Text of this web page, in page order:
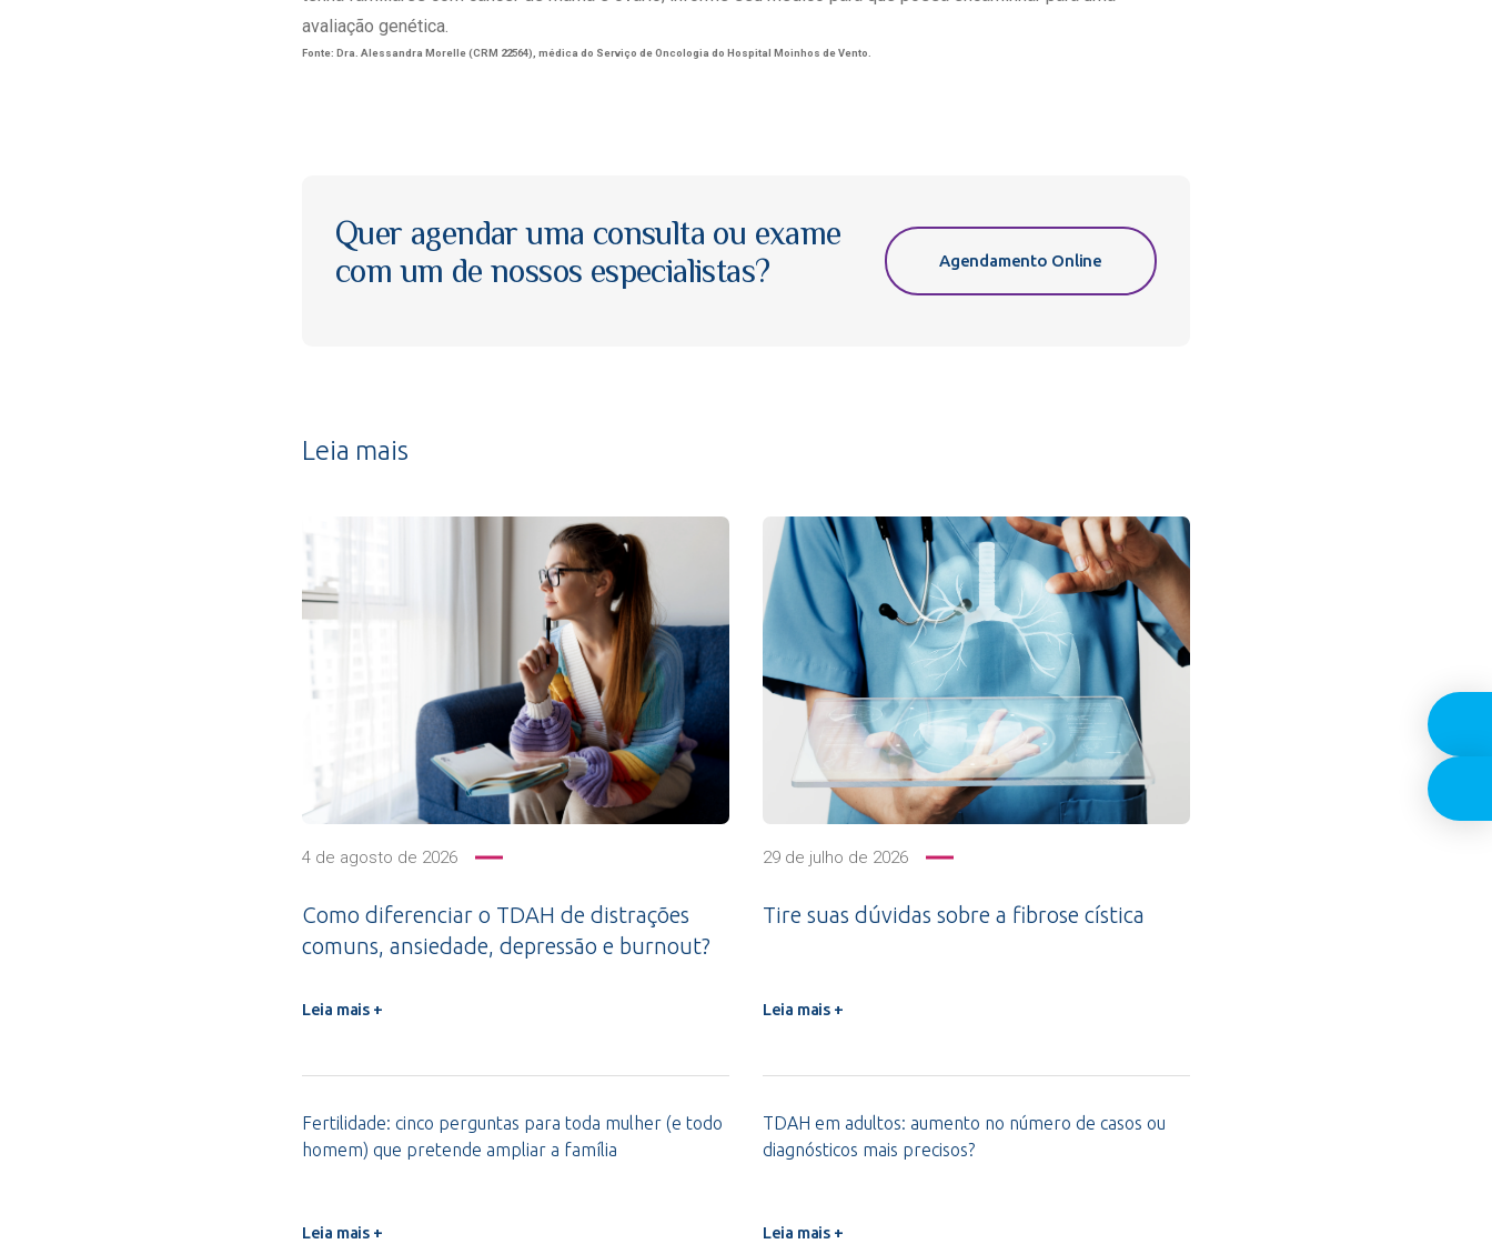
avaliação genética.
Fonte: Dra. Alessandra Morelle (CRM 22564), médica do Serviço de Oncologia do Hospital Moinhos de Vento.
Quer agendar uma consulta ou exame
com um de nossos especialistas?
Agendamento Online
Leia mais
4 de agosto de 2026
Como diferenciar o TDAH de distrações
comuns, ansiedade, depressão e burnout?
Leia mais +
29 de julho de 2026
Tire suas dúvidas sobre a fibrose cística
Leia mais +
Fertilidade: cinco perguntas para toda mulher (e todo
homem) que pretende ampliar a família
Leia mais +
TDAH em adultos: aumento no número de casos ou
diagnósticos mais precisos?
Leia mais +